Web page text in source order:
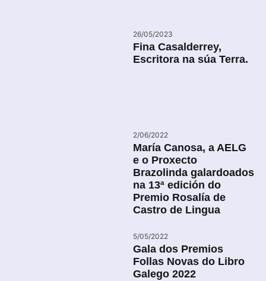
26/05/2023
Fina Casalderrey,
Escritora na súa Terra.
2/06/2022
María Canosa, a AELG
e o Proxecto
Brazolinda galardoados
na 13ª edición do
Premio Rosalía de
Castro de Lingua
5/05/2022
Gala dos Premios
Follas Novas do Libro
Galego 2022